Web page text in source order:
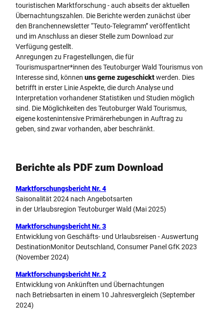
touristischen Marktforschung - auch abseits der aktuellen
Übernachtungszahlen. Die Berichte werden zunächst über
den Branchennewsletter “Teuto-Telegramm” veröffentlicht
und im Anschluss an dieser Stelle zum Download zur
Verfügung gestellt.
Anregungen zu Fragestellungen, die für
Tourismuspartner*innen des Teutoburger Wald Tourismus von
Interesse sind, können uns gerne zugeschicktwerden. Dies
betrifft in erster Linie Aspekte, die durch Analyse und
Interpretation vorhandener Statistiken und Studien möglich
sind. Die Möglichkeiten des Teutoburger Wald Tourismus,
eigene kostenintensive Primärerhebungen in Auftrag zu
geben, sind zwar vorhanden, aber beschränkt.
Berichte als PDF zum Download
Marktforschungsbericht Nr. 4
Saisonalität 2024 nach Angebotsarten
in der Urlaubsregion Teutoburger Wald (Mai 2025)
Marktforschungsbericht Nr. 3
Entwicklung von Geschäfts- und Urlaubsreisen - Auswertung
DestinationMonitor Deutschland, Consumer Panel GfK 2023
(November 2024)
Marktforschungsbericht Nr. 2
Entwicklung von Ankünften und Übernachtungen
nach Betriebsarten in einem 10 Jahresvergleich (September
2024)